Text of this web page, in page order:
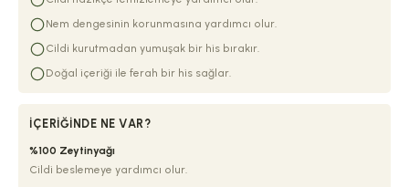
Nem dengesinin korunmasına yardımcı olur.
Cildi kurutmadan yumuşak bir his bırakır.
Doğal içeriği ile ferah bir his sağlar.
İÇERIĞINDE NE VAR?
%100 Zeytinyağı
Cildi beslemeye yardımcı olur.